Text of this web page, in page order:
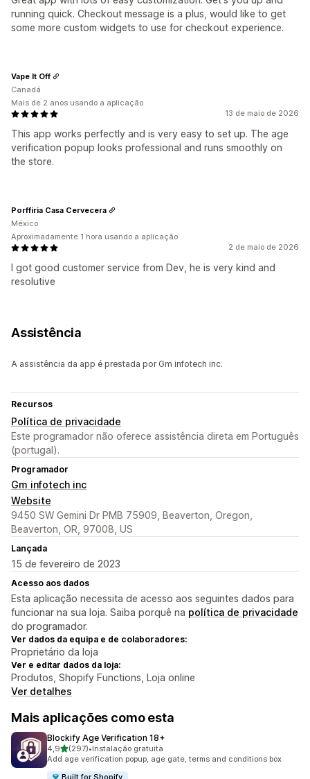
running quick. Checkout message is a plus, would like to get
some more custom widgets to use for checkout experience.
13 de maio de 2026
This app works perfectly and is very easy to set up. The age
verification popup looks professional and runs smoothly on
the store.
Vape It Off
Canadá
Mais de 2 anos usando a aplicação
2 de maio de 2026
I got good customer service from Dev, he is very kind and
resolutive
Porffiria Casa Cervecera
México
Aproximadamente 1 hora usando a aplicação
Assistência
A assistência da app é prestada por Gm infotech inc.
Recursos
Política de privacidade
Este programador não oferece assistência direta em Português
(portugal).
Programador
Gm infotech inc
Website
9450 SW Gemini Dr PMB 75909, Beaverton, Oregon,
Beaverton, OR, 97008, US
Lançada
15 de fevereiro de 2023
Acesso aos dados
Esta aplicação necessita de acesso aos seguintes dados para
funcionar na sua loja. Saiba porquê na política de privacidade
do programador.
Ver dados da equipa e de colaboradores:
Proprietário da loja
Ver e editar dados da loja:
Produtos, Shopify Functions, Loja online
Ver detalhes
Mais aplicações como esta
Blockify Age Verification 18+
4,9de 5 estrelas
(297)
297 total de avaliações
•Instalação gratuita
Add age verification popup, age gate, terms and conditions box
Built for Shopify